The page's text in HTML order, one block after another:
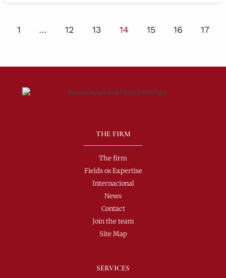
1 … 12 13 14 15 16 17
THE FIRM
The firm
Fields os Expertise
Internacional
News
Contact
Join the team
Site Map
SERVICES